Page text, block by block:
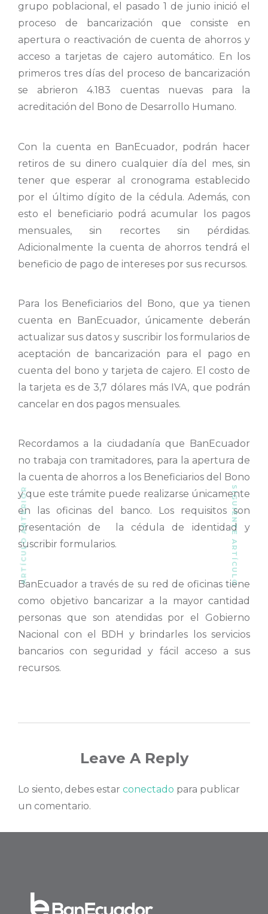
grupo poblacional, el pasado 1 de junio inició el
proceso de bancarización que consiste en
apertura o reactivación de cuenta de ahorros y
acceso a tarjetas de cajero automático. En los
primeros tres días del proceso de bancarización
se abrieron 4.183 cuentas nuevas para la
acreditación del Bono de Desarrollo Humano.
Con la cuenta en BanEcuador, podrán hacer
retiros de su dinero cualquier día del mes, sin
tener que esperar al cronograma establecido
por el último dígito de la cédula. Además, con
esto el beneficiario podrá acumular los pagos
mensuales, sin recortes sin pérdidas.
Adicionalmente la cuenta de ahorros tendrá el
beneficio de pago de intereses por sus recursos.
Para los Beneficiarios del Bono, que ya tienen
cuenta en BanEcuador, únicamente deberán
actualizar sus datos y suscribir los formularios de
aceptación de bancarización para el pago en
cuenta del bono y tarjeta de cajero. El costo de
la tarjeta es de 3,7 dólares más IVA, que podrán
cancelar en dos pagos mensuales.
Recordamos a la ciudadanía que BanEcuador
no trabaja con tramitadores, para la apertura de
la cuenta de ahorros a los Beneficiarios del Bono
y que este trámite puede realizarse únicamente
en las oficinas del banco. Los requisitos son
presentación de la cédula de identidad y
suscribir formularios.
BanEcuador a través de su red de oficinas tiene
como objetivo bancarizar a la mayor cantidad
personas que son atendidas por el Gobierno
Nacional con el BDH y brindarles los servicios
bancarios con seguridad y fácil acceso a sus
recursos.
Leave A Reply
Lo siento, debes estar conectado para publicar
un comentario.
ARTÍCULO ANTERIOR SIGUIENTE ARTÍCULO